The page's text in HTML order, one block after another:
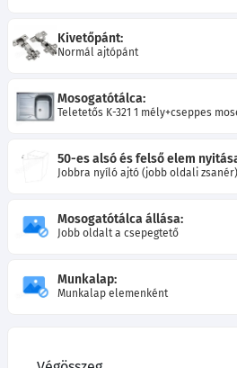
Kivetőpánt:
Normál ajtópánt
Mosogatótálca:
Teletetős K-321 1 mély+cseppes
50-es alsó és felső elem
Jobbra nyíló ajtó (jobb oldali zsanér)
Mosogatótálca állása:
Jobb oldalt a csepegtető
Munkalap:
Munkalap elemenként